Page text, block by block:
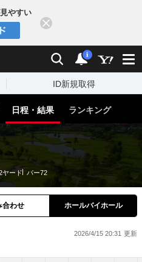
やすい
検索 通知
i
ID新規取得
日程・結果 ランキング
ヤード パー72
合わせ ホールバイホール
2026/4/15 20:31